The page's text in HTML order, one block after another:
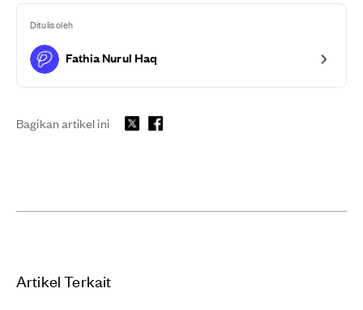
Ditulis oleh
Fathia Nurul Haq
Bagikan artikel ini
Artikel Terkait